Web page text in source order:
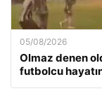
05/08/2026
Olmaz denen
futbolcu